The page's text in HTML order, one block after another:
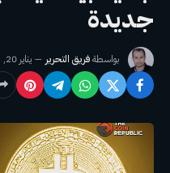
جديدة
بواسطةفريق التحرير يناير 20, 2025